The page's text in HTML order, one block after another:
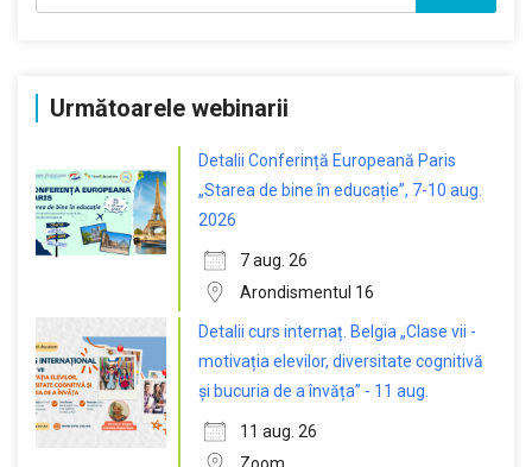
Următoarele webinarii
Detalii Conferință Europeană Paris
„Starea de bine în educație”, 7-10 aug.
2026
7 aug. 26
Arondismentul 16
Detalii curs internaț. Belgia „Clase vii -
motivația elevilor, diversitate cognitivă
și bucuria de a învăța” - 11 aug.
11 aug. 26